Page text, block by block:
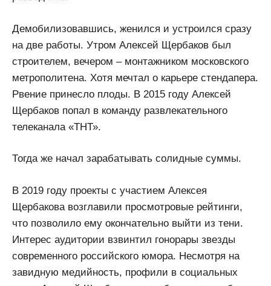
Демобилизовавшись, женился и устроился сразу
на две работы. Утром Алексей Щербаков был
строителем, вечером – монтажником московского
метрополитена. Хотя мечтал о карьере стендапера.
Рвение принесло плоды. В 2015 году Алексей
Щербаков попал в команду развлекательного
телеканала «ТНТ».
Тогда же начал зарабатывать солидные суммы.
В 2019 году проекты с участием Алексея
Щербакова возглавили просмотровые рейтинги,
что позволило ему окончательно выйти из тени.
Интерес аудитории взвинтил гонорары звезды
современного российского юмора. Несмотря на
завидную медийность, профили в социальных